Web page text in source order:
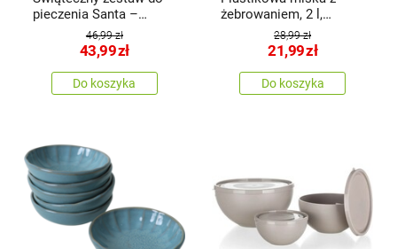
pieczenia Santa –
miska, wałek, foremki
do ciastek
46,99 zł
43,99zł
Do koszyka
żebrowaniem, 2 l,
28,99 zł
21,99zł
Do koszyka